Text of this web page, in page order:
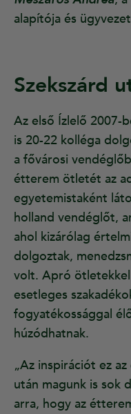
alapítója és
Szekszárd
Az első Ízlelő 2007-
is 20-22 kolléga
a fővárosi
étterem ötletét az
egyetemistaként
holland vendéglőt,
ahol kizárólag
dolgoztak,
volt. Apró
esetleges
fogyatékossággal
húzódhatnak.
„Az inspirációt ez
után magunk is sok
arra, hogy az